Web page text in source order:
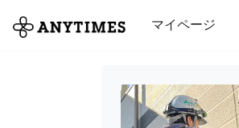
マイページ
全て 修理・組立